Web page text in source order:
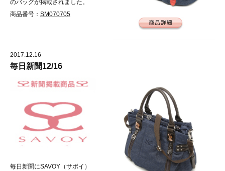
のバッグが掲載されました。
商品番号： SM070705
2017.12.16
毎日新聞12/16
毎日新聞にSAVOY（サボイ）